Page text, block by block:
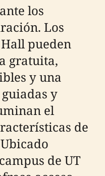
los
Los
pueden
gratuita,
y una
y
el
de
de UT